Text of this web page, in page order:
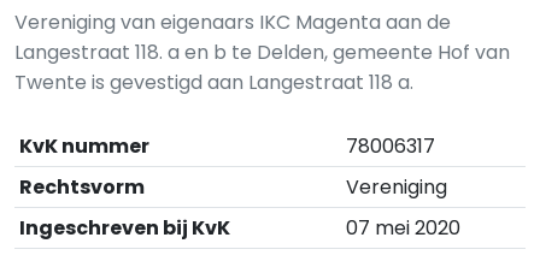
Vereniging van eigenaars IKC Magenta aan de
Langestraat 118. a en b te Delden, gemeente Hof van
Twente is gevestigd aan Langestraat 118 a.
KvK nummer
78006317
Rechtsvorm
Vereniging
Ingeschreven bij KvK
07 mei 2020